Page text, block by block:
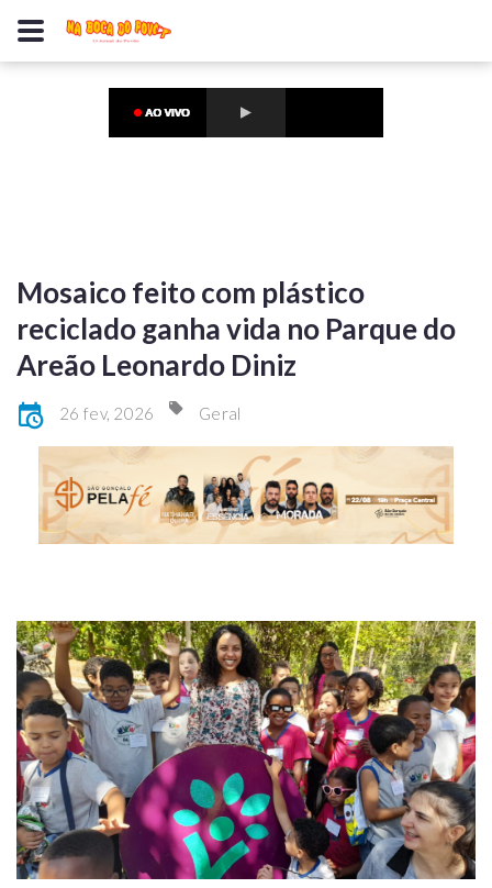
Mosaico feito com plástico
reciclado ganha vida no Parque do
Areão Leonardo Diniz
26 fev, 2026 Geral